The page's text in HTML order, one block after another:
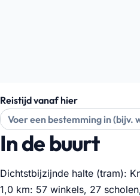
Reistijd vanaf hier
In de buurt
Dichtstbijzijnde halte (tram):
1,0 km: 57 winkels, 27